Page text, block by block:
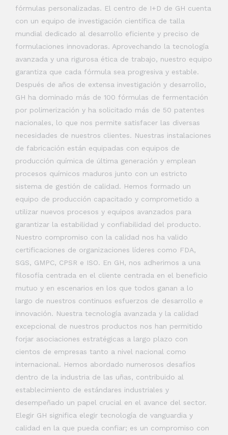
fórmulas personalizadas. El centro de I+D de GH cuenta
con un equipo de investigación científica de talla
mundial dedicado al desarrollo eficiente y preciso de
formulaciones innovadoras. Aprovechando la tecnología
avanzada y una rigurosa ética de trabajo, nuestro equipo
garantiza que cada fórmula sea progresiva y estable.
Después de años de extensa investigación y desarrollo,
GH ha dominado más de 100 fórmulas de fermentación
por polimerización y ha solicitado más de 50 patentes
nacionales, lo que nos permite satisfacer las diversas
necesidades de nuestros clientes. Nuestras instalaciones
de fabricación están equipadas con equipos de
producción química de última generación y emplean
procesos químicos maduros junto con un estricto
sistema de gestión de calidad. Hemos formado un
equipo de producción capacitado y comprometido a
utilizar nuevos procesos y equipos avanzados para
garantizar la estabilidad y confiabilidad del producto.
Nuestro compromiso con la calidad nos ha valido
certificaciones de organizaciones líderes como FDA,
SGS, GMPC, CPSR e ISO. En GH, nos adherimos a una
filosofía centrada en el cliente centrada en el beneficio
mutuo y en escenarios en los que todos ganan a lo
largo de nuestros continuos esfuerzos de desarrollo e
innovación. Nuestra tecnología avanzada y la calidad
excepcional de nuestros productos nos han permitido
forjar asociaciones estratégicas a largo plazo con
cientos de empresas tanto a nivel nacional como
internacional. Hemos abordado numerosos desafíos
dentro de la industria de las uñas, contribuido al
establecimiento de estándares industriales y
desempeñado un papel crucial en el avance del sector.
Elegir GH significa elegir tecnología de vanguardia y
calidad en la que pueda confiar; es un compromiso con